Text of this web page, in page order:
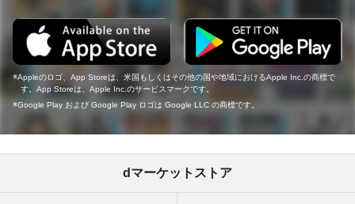
Appleのロゴ、App Storeは、米国もしくはその他の国や地域におけるApple Inc.の商標で
す。App Storeは、Apple Inc.のサービスマークです。
Google Play および Google Play ロゴは Google LLC の商標です。
dマーケットストア